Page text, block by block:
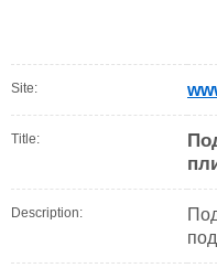
Site:
Title:
Description: